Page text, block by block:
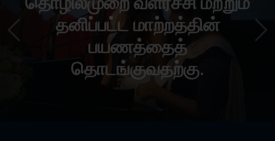
தொழில்முறை வளர்ச்சி மற்றும்
தனிப்பட்ட மாற்றத்தின்
பயணத்தைத்
தொடங்குவதற்கு.
Previous